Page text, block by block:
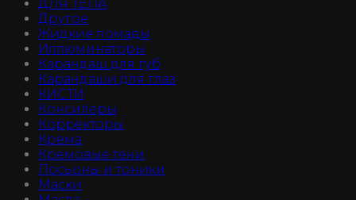
ДЛЯ ТЕЛА
Другое
Жидкие помады
Иллюминаторы
Карандаш для губ
Карандаши для глаз
КИСТИ
Консилеры
Корректоры
Крема
Кремовые тени
Лосьоны и тоники
Маски